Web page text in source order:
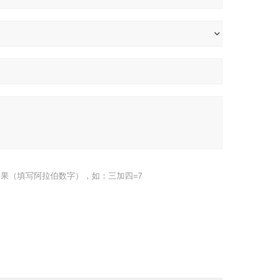
（填写阿拉伯数字），如：三加四=7